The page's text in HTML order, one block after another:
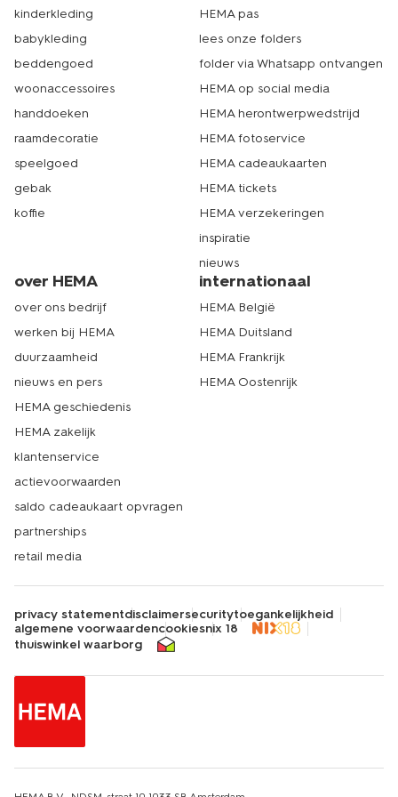
winter een mooi kleurtje hebben als je een trui draagt?
shop een sweatshirt voor dames
online op hema.nl
Wat dacht je van een fijne damessjaal, damesmuts of
een paar dameshandschoenen? Hiermee ben je in een
onze
houd je deze pluisvrij, wel zo handig.
Kom langs in de winkel of shop damestruien en andere
producten om je warm te houden op hema.nl. Wij zorgen
er dan voor dat je je bestelling zo snel mogelijk thuis
ontvangt. Op naar een heerlijke winter! Echt HEMA.
kinderkleding
babykleding
beddengoed
woonaccessoires
handdoeken
raamdecoratie
speelgoed
gebak
koffie
HEMA pas
lees onze folders
folder via Whatsapp ontvangen
HEMA op social media
HEMA herontwerpwedstrijd
HEMA fotoservice
HEMA cadeaukaarten
HEMA tickets
HEMA verzekeringen
inspiratie
nieuws
over HEMA
over ons bedrijf
werken bij HEMA
duurzaamheid
nieuws en pers
HEMA geschiedenis
HEMA zakelijk
klantenservice
actievoorwaarden
saldo cadeaukaart opvragen
partnerships
retail media
internationaal
HEMA België
HEMA Duitsland
HEMA Frankrijk
HEMA Oostenrijk
privacy statementdisclaimersecuritytoegankelijkheid
algemene voorwaardencookiesnix 18
thuiswinkel waarborg